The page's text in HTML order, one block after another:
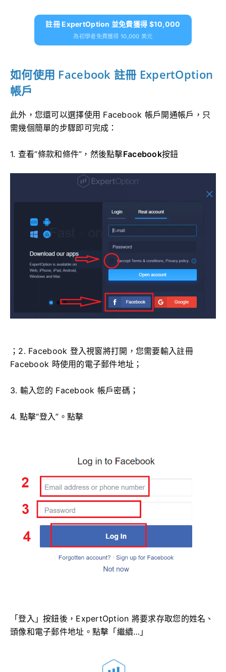
註冊 ExpertOption 並免費獲得 $10,000
為初學者免費獲得 10,000 美元
如何使用 Facebook 註冊 ExpertOption
帳戶
此外，您還可以選擇使用 Facebook 帳戶開通帳戶，只
需幾個簡單的步驟即可完成：
1. 查看“條款和條件”，然後點擊Facebook按鈕
；2. Facebook 登入視窗將打開，您需要輸入註冊
Facebook 時使用的電子郵件地址；
3. 輸入您的 Facebook 帳戶密碼；
4. 點擊“登入”。點擊
「登入」按鈕後，ExpertOption 將要求存取您的姓名、
頭像和電子郵件地址。點擊「繼續…」